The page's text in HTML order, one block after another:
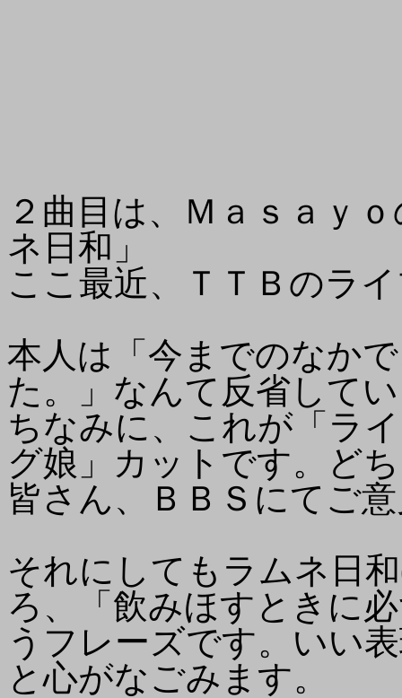
２曲目は、Ｍａｓａｙ
ネ日和」
ここ最近、ＴＴＢのラ
本人は「今までのなか
た。」なんて反省して
ちなみに、これが「ラ
グ娘」カットです。ど
皆さん、ＢＢＳにてご
それにしてもラムネ日
ろ、「飲みほすときに
うフレーズです。いい
と心がなごみます。